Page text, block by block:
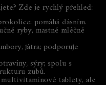
Zde je rychlý přehled:
pomáhá dásním.
ryby, mastné mléčné
játra; podporuje
sýry; spolu s
zubů.
tablety, ale